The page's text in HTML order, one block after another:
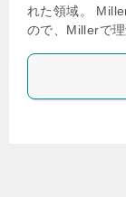
れた領域。
ので、Millerで